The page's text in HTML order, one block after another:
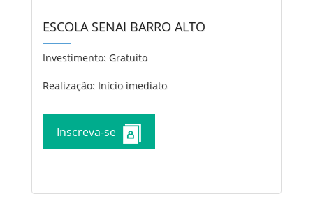
ESCOLA SENAI BARRO ALTO
Investimento: Gratuito
Realização: Início imediato
Inscreva-se